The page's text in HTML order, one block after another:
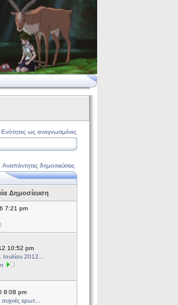
ως αναγνωσμένες
Αναπάντητες δημοσιεύσεις
Δημοσίευση
7:21 pm
10:52 pm
2012...
8:08 pm
ερωτ...